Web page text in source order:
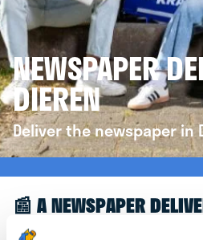
NEWSPAPER
DIEREN
Deliver the newspaper in
📰 A NEWSPAPER
DIEREN